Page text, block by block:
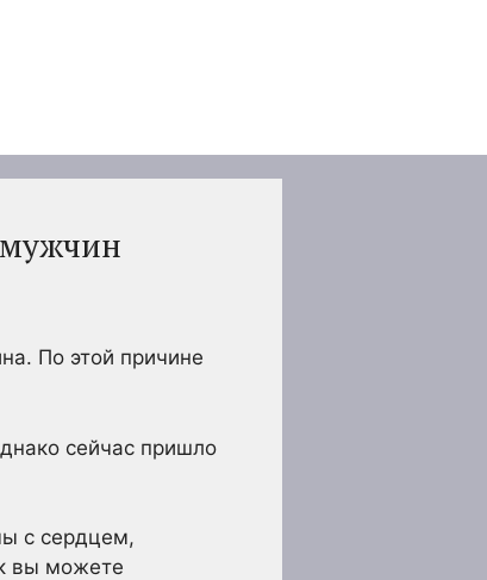
мужчин
По этой причине
сейчас пришло
с сердцем,
вы можете